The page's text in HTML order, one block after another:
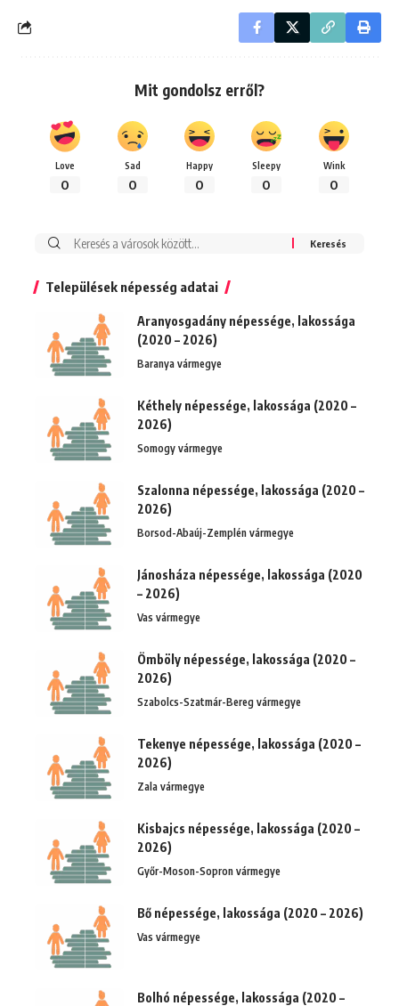
Mit gondolsz erről?
Love
0
Sad
0
Happy
0
Sleepy
0
Wink
0
Keresés:
Települések népesség adatai
Aranyosgadány népessége, lakossága
(2020 – 2026)
Baranya vármegye
Kéthely népessége, lakossága (2020 –
2026)
Somogy vármegye
Szalonna népessége, lakossága (2020 –
2026)
Borsod-Abaúj-Zemplén vármegye
Jánosháza népessége, lakossága (2020
– 2026)
Vas vármegye
Ömböly népessége, lakossága (2020 –
2026)
Szabolcs-Szatmár-Bereg vármegye
Tekenye népessége, lakossága (2020 –
2026)
Zala vármegye
Kisbajcs népessége, lakossága (2020 –
2026)
Győr-Moson-Sopron vármegye
Bő népessége, lakossága (2020 – 2026)
Vas vármegye
Bolhó népessége, lakossága (2020 –